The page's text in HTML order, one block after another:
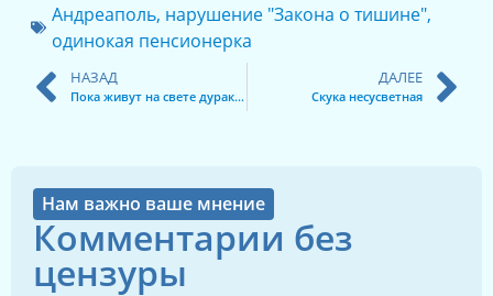
Андреаполь, нарушение "Закона о тишине",
одинокая пенсионерка
НАЗАД
Пока живут на свете дураки…
ДАЛЕЕ
Скука несусветная
Нам важно ваше мнение
Комментарии без
цензуры